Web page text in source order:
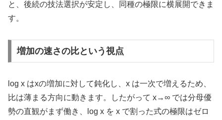
と、後続の技法選択が安定し、同種の極限に横展開できま
す。
増加の速さの比という視点
log x はxの増加に対して鈍化し、x は一次で増えるため、
比は薄まる方向に動きます。したがって x→∞ では分母優
勢の直観がまず働き、log x を x で割った式の極限はゼロ